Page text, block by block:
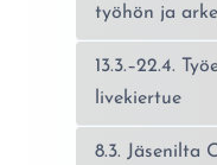
työhön ja
13.3.–22.4.
livekiertue
8.3. Jäsenilta